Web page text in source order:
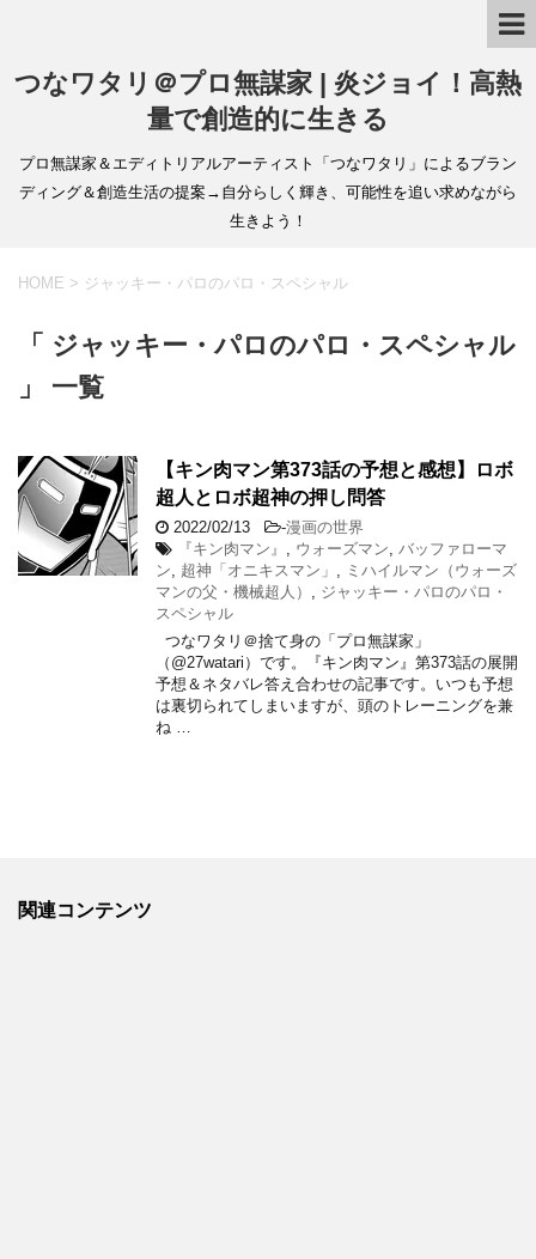
つなワタリ＠プロ無謀家 | 炎ジョイ！高熱
量で創造的に生きる
プロ無謀家＆エディトリアルアーティスト「つなワタリ」によるブラン
ディング＆創造生活の提案→自分らしく輝き、可能性を追い求めながら
生きよう！
HOME > ジャッキー・パロのパロ・スペシャル
「 ジャッキー・パロのパロ・スペシャル
」 一覧
【キン肉マン第373話の予想と感想】ロボ
超人とロボ超神の押し問答
2022/02/13 -漫画の世界
『キン肉マン』
ウォーズマン
バッファローマ
ン
超神「オニキスマン」
ミハイルマン（ウォーズ
マンの父・機械超人）
ジャッキー・パロのパロ・
スペシャル
つなワタリ＠捨て身の「プロ無謀家」
（@27watari）です。『キン肉マン』第373話の展開
予想＆ネタバレ答え合わせの記事です。いつも予想
は裏切られてしまいますが、頭のトレーニングを兼
ね …
関連コンテンツ